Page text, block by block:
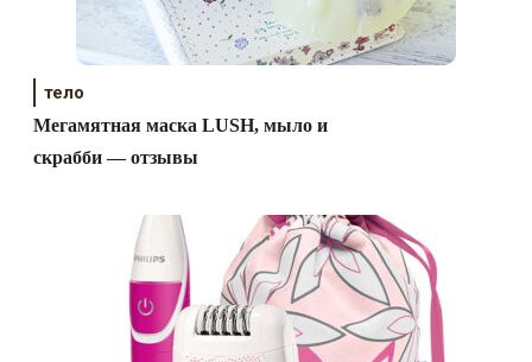
тело
Мегамятная маска LUSH, мыло и
скрабби — отзывы